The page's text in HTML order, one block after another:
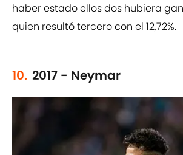
haber estado ellos dos hubiera
quien resultó tercero con el 12,72%.
10. 2017 - Neymar